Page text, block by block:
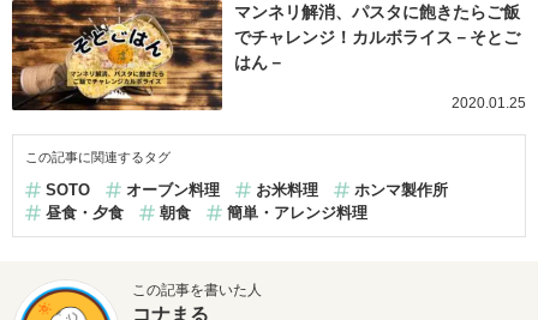
マンネリ解消、パスタに飽きたらご飯
でチャレンジ！カルボライス－そとご
はん－
2020.01.25
この記事に関連するタグ
SOTO オーブン料理 お米料理
ホンマ製作所
昼食・夕食
朝食 簡単・アレンジ料理
この記事を書いた人
コナまる